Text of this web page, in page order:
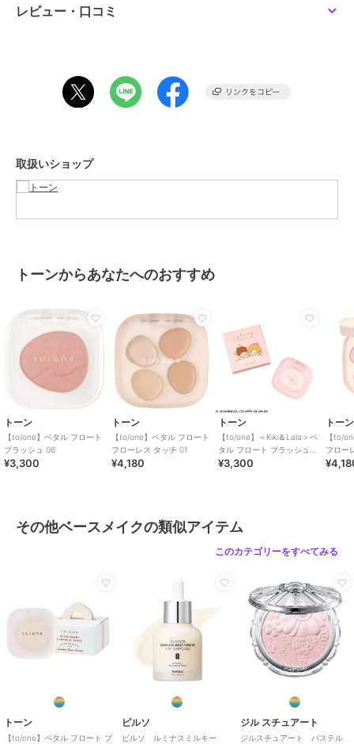
油、ヒマワリ種子油、エタノール、ウンシュウミカン果皮エキス、ロ
この商品は、不良品のみ返品を承ります
商品カテゴリ
イク
ベースメイク ／その他ベースメ
ベースメイク ／その他ベースメ
イク
カラー
サイズ
原産国 日本
レビュー・口コミ
取扱いショップ
トーンからあなたへのおすすめ
トーン
【to/one】ペタル フロート
ブラッシュ 06
¥3,300
トーン
【to/one】ペタル フロート
フローレス タッチ 01
¥4,180
トーン
【to/one】＜Kiki＆Lala＞ペ
タル フロート ブラッシュ
EX11＜限定＞
¥3,300
トーン
【to/
フロー
その他ベースメイクの類似アイテム
このカテゴリーをすべてみる
トーン
【to/one】ペタル フロート ブ
ピルソ
ピルソ ルミナスミルキー
ジル スチュアート
ジルスチュアート パステル